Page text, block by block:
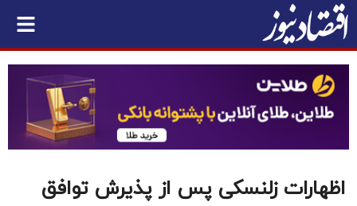
اظهارات زلنسکی پس از پذیرش توافق